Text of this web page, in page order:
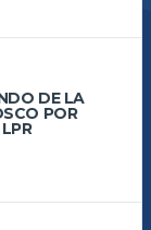
DE LA
POR